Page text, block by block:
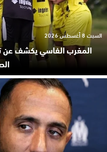
المغرب الفاسي يكشف عن
السبت 8 أغسطس 2026